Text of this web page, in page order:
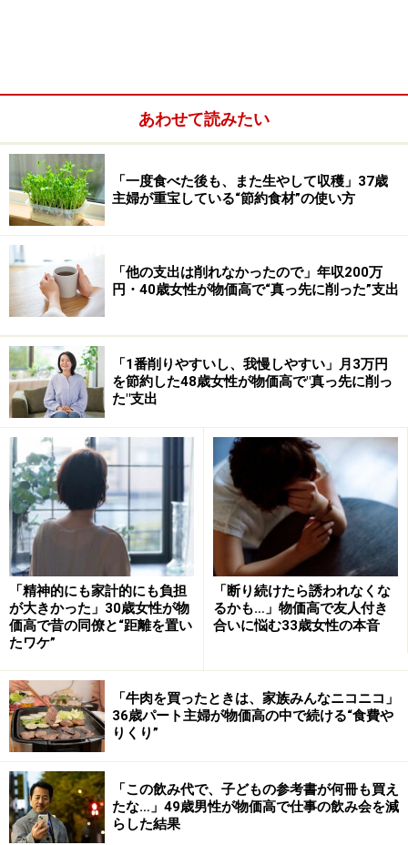
Aさんの家計管理は目標がハッキリしています。住宅を
確保し、かつ老後に備える。誰でも、好きなものを食べ
て、趣味にお金を使って、家も購入し、かつお金の心配
もしたくないと思うはず。しかし、限られた収入の中で
は、優先順位の高いものの実現を目指すしかありませ
ん。Aさんはそれを実践して成功している代表的な例と
いえるでしょう。
家計管理の目的が明確な支出内容となっています
あわせて読みたい
「一度食べた後も、また生やして収穫」37歳
主婦が重宝している“節約食材”の使い方
「他の支出は削れなかったので」年収200万
円・40歳女性が物価高で“真っ先に削った”支出
「1番削りやすいし、我慢しやすい」月3万円
を節約した48歳女性が物価高で"真っ先に削っ
た"支出
「精神的にも家計的にも負担
が大きかった」30歳女性が物
価高で昔の同僚と“距離を置い
たワケ”
「断り続けたら誘われなくな
るかも…」物価高で友人付き
合いに悩む33歳女性の本音
「牛肉を買ったときは、家族みんなニコニコ」
36歳パート主婦が物価高の中で続ける“食費や
りくり”
「この飲み代で、子どもの参考書が何冊も買え
たな…」49歳男性が物価高で仕事の飲み会を減
らした結果